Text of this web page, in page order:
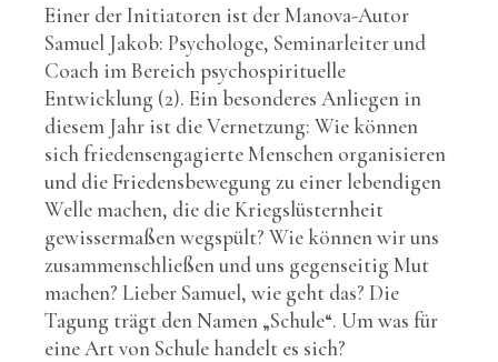
Einer der Initiatoren ist der Manova-Autor
Samuel Jakob: Psychologe, Seminarleiter und
Coach im Bereich psychospirituelle
Entwicklung (2). Ein besonderes Anliegen in
diesem Jahr ist die Vernetzung: Wie können
sich friedensengagierte Menschen organisieren
und die Friedensbewegung zu einer lebendigen
Welle machen, die die Kriegslüsternheit
gewissermaßen wegspült? Wie können wir uns
zusammenschließen und uns gegenseitig Mut
machen? Lieber Samuel, wie geht das? Die
Tagung trägt den Namen „Schule“. Um was für
eine Art von Schule handelt es sich?